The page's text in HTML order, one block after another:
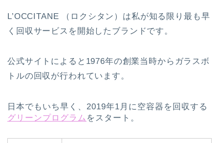
L’OCCITANE （ロクシタン）は私が知る限り最も早
く回収サービスを開始したブランドです。
公式サイトによると1976年の創業当時からガラスボ
トルの回収が行われています。
日本でもいち早く、2019年1月に空容器を回収する
グリーンプログラム をスタート。